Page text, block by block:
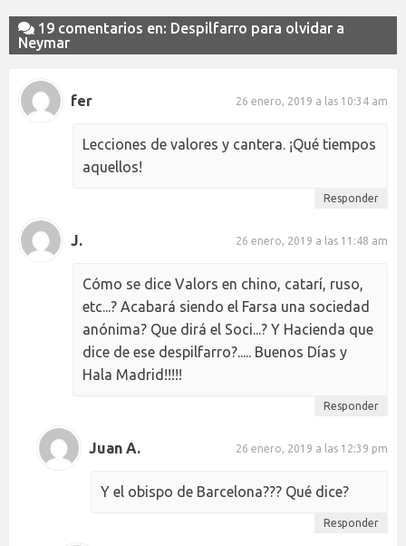
19 comentarios en: Despilfarro para olvidar a
Neymar
fer 26 enero, 2019 a las 10:34 am
Lecciones de valores y cantera. ¡Qué tiempos
aquellos!
Responder
J. 26 enero, 2019 a las 11:48 am
Cómo se dice Valors en chino, catarí, ruso,
etc...? Acabará siendo el Farsa una sociedad
anónima? Que dirá el Soci...? Y Hacienda que
dice de ese despilfarro?..... Buenos Días y
Hala Madrid!!!!!
Responder
Juan A. 26 enero, 2019 a las 12:39 pm
Y el obispo de Barcelona??? Qué dice?
Responder